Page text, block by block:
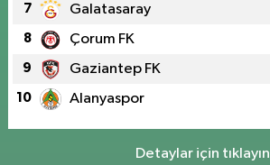
7 Galatasaray
8 Çorum FK
9 Gaziantep FK
10 Alanyaspor
Detaylar için tıklayın